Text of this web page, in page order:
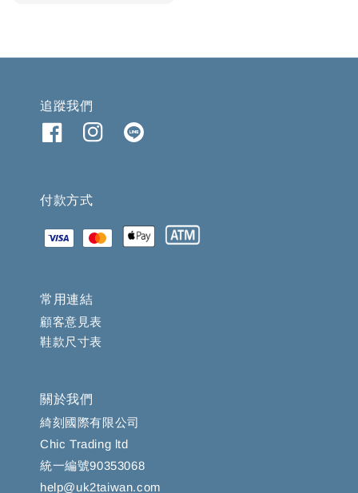
追蹤我們
付款方式
常用連結
顧客意見表
鞋款尺寸表
關於我們
綺刻國際有限公司
Chic Trading ltd
統一編號90353068
help@uk2taiwan.com